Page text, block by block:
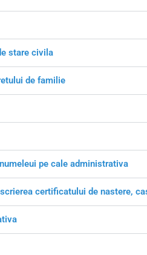
stare civila
de familie
pe cale administrativa
certificatului de nastere,